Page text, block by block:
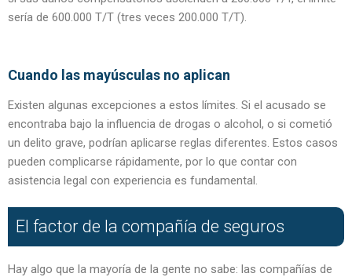
sería de 600.000 T/T (tres veces 200.000 T/T).
Cuando las mayúsculas no aplican
Existen algunas excepciones a estos límites. Si el acusado se
encontraba bajo la influencia de drogas o alcohol, o si cometió
un delito grave, podrían aplicarse reglas diferentes. Estos casos
pueden complicarse rápidamente, por lo que contar con
asistencia legal con experiencia es fundamental.
El factor de la compañía de seguros
Hay algo que la mayoría de la gente no sabe: las compañías de